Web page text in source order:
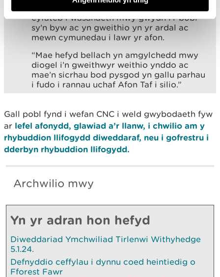
cyfateb i wasanaeth mwy gwydn i'r bobl
sy'n byw ac yn gweithio yn yr ardal ac
mewn cymunedau i lawr yr afon.
“Mae hefyd bellach yn amgylchedd mwy
diogel i’n gweithwyr weithio ynddo ac
mae’n sicrhau bod pysgod yn gallu parhau
i fudo i rannau uchaf Afon Taf i silio.”
Gall pobl fynd i wefan CNC i weld gwybodaeth fyw
ar lefel afonydd, glawiad a’r llanw, i chwilio am y
rhybuddion llifogydd diweddaraf, neu i gofrestru i
dderbyn rhybuddion llifogydd.
Archwilio mwy
Yn yr adran hon hefyd
Diweddariad Ymchwiliad Tirlenwi Withyhedge
5.1.24.
Defnyddio ceffylau i dynnu coed heintiedig o
Fforest Fawr